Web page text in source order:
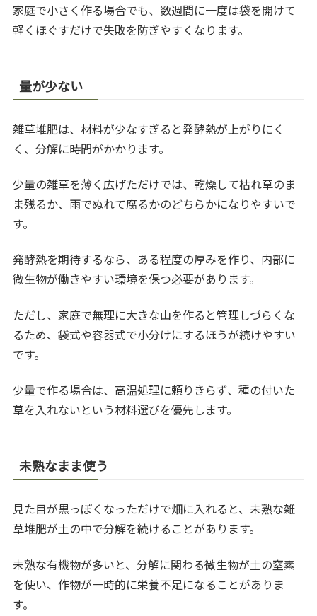
家庭で小さく作る場合でも、数週間に一度は袋を開けて
軽くほぐすだけで失敗を防ぎやすくなります。
量が少ない
雑草堆肥は、材料が少なすぎると発酵熱が上がりにく
く、分解に時間がかかります。
少量の雑草を薄く広げただけでは、乾燥して枯れ草のま
ま残るか、雨でぬれて腐るかのどちらかになりやすいで
す。
発酵熱を期待するなら、ある程度の厚みを作り、内部に
微生物が働きやすい環境を保つ必要があります。
ただし、家庭で無理に大きな山を作ると管理しづらくな
るため、袋式や容器式で小分けにするほうが続けやすい
です。
少量で作る場合は、高温処理に頼りきらず、種の付いた
草を入れないという材料選びを優先します。
未熟なまま使う
見た目が黒っぽくなっただけで畑に入れると、未熟な雑
草堆肥が土の中で分解を続けることがあります。
未熟な有機物が多いと、分解に関わる微生物が土の窒素
を使い、作物が一時的に栄養不足になることがありま
す。